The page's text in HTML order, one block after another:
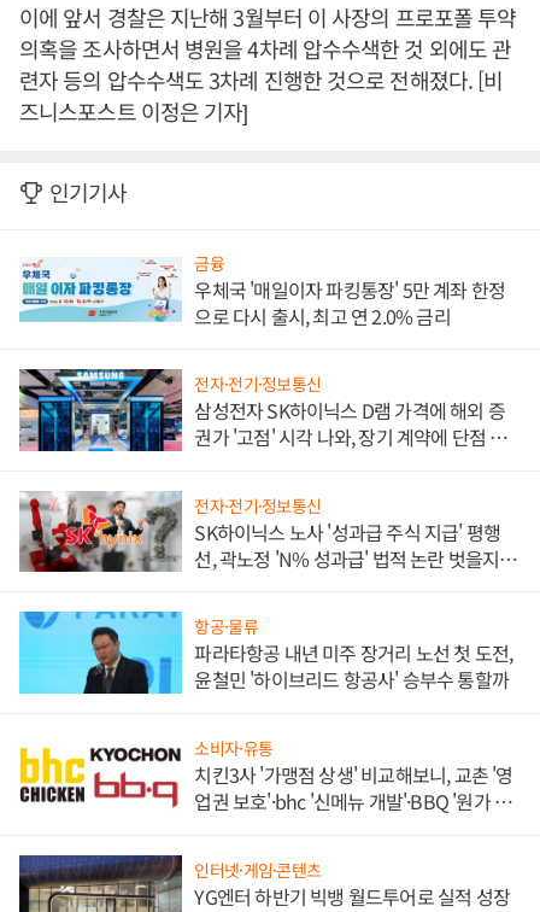
이에 앞서 경찰은 지난해 3월부터 이 사장의 프로포폴 투약
의혹을 조사하면서 병원을 4차례 압수수색한 것 외에도 관
련자 등의 압수수색도 3차례 진행한 것으로 전해졌다. [비
즈니스포스트 이정은 기자]
인기기사
금융
우체국 '매일이자 파킹통장' 5만 계좌 한정
으로 다시 출시, 최고 연 2.0% 금리
전자·전기·정보통신
삼성전자 SK하이닉스 D램 가격에 해외 증
권가 '고점' 시각 나와, 장기 계약에 단점 부
전자·전기·정보통신
SK하이닉스 노사 '성과급 주식 지급' 평행
선, 곽노정 'N% 성과급' 법적 논란 벗을지 주
항공·물류
파라타항공 내년 미주 장거리 노선 첫 도전,
윤철민 '하이브리드 항공사' 승부수 통할까
소비자·유통
치킨3사 '가맹점 상생' 비교해보니, 교촌 '영
업권 보호'·bhc '신메뉴 개발'·BBQ '원가 부
인터넷·게임·콘텐츠
YG엔터 하반기 빅뱅 월드투어로 실적 성장